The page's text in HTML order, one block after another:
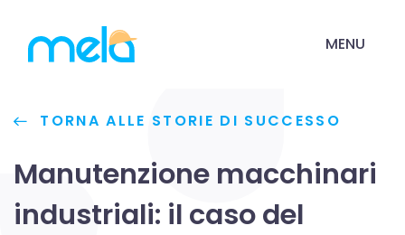
MENU
TORNA ALLE STORIE DI SUCCESSO
Manutenzione macchinari
industriali: il caso del